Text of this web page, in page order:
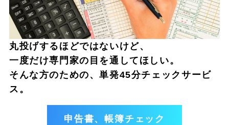
丸投げするほどではないけど、
一度だけ専門家の目を通してほしい。
そんな方のための、単発45分チェックサービ
ス。
申告書、帳簿チェック